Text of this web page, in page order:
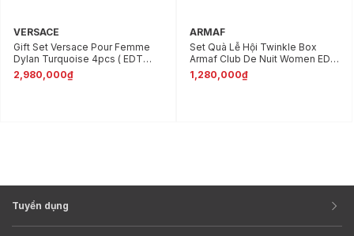
VERSACE
Gift Set Versace Pour Femme
Dylan Turquoise 4pcs ( EDT
100ml + Body Lotion 100ml +
Shower gel 100ml + EDT 5ml )
2,980,000₫
ARMAF
Set Quà Lễ Hội Twinkle Box
Armaf Club De Nuit Women EDP
3pcs ( EDP 100ml & Thạch Cao
Lưu Hương & Hộp Quà Thiết Kế)
1,280,000₫
Tuyển dụng